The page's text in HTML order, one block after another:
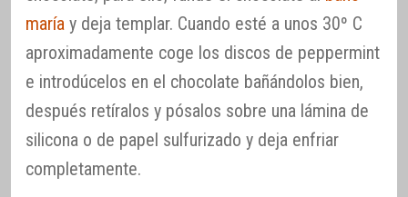
maría y deja templar. Cuando esté a unos 30º C
aproximadamente coge los discos de peppermint
e introdúcelos en el chocolate bañándolos bien,
después retíralos y pósalos sobre una lámina de
silicona o de papel sulfurizado y deja enfriar
completamente.